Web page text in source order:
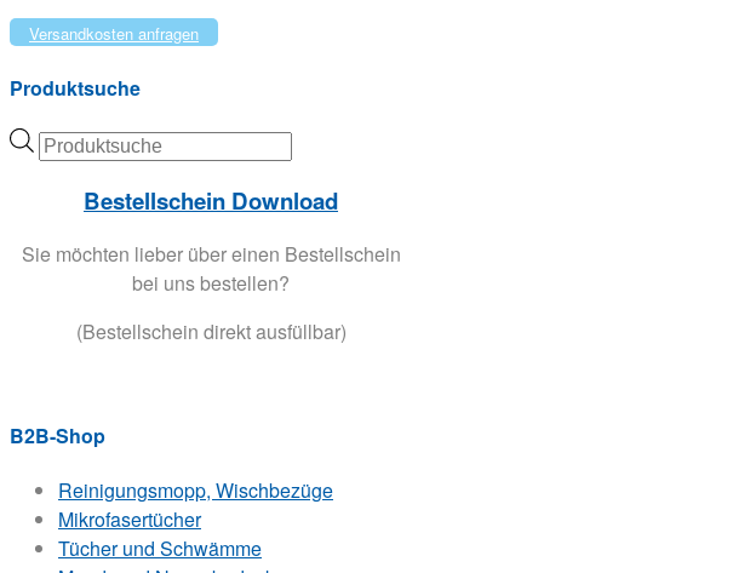
Optionen
können
auf
der
Produktseite
gewählt
Versandkosten anfragen
Produktsuche
Products
search
Bestellschein Download
Sie möchten lieber über einen Bestellschein
bei uns bestellen?
(Bestellschein direkt ausfüllbar)
B2B-Shop
Reinigungsmopp, Wischbezüge
Mikrofasertücher
Tücher und Schwämme